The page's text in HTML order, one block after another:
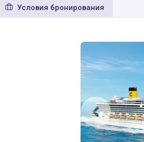
Условия бронирования